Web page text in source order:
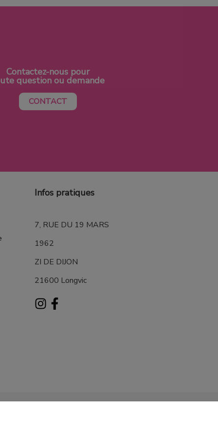
Contactez-nous pour
question ou demande
CONTACT
Infos pratiques
7, RUE DU 19 MARS
1962
ZI DE DIJON
21600 Longvic